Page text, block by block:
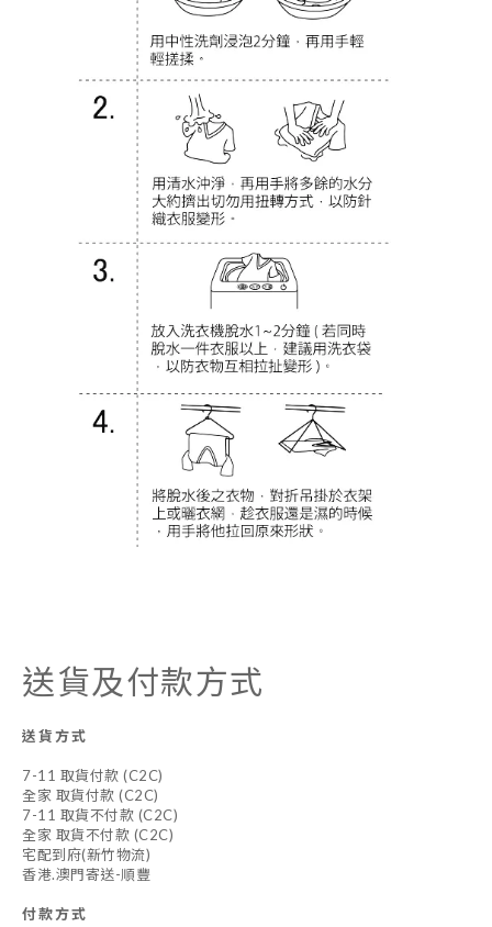
送貨及付款方式
送貨方式
7-11 取貨付款 (C2C)
全家 取貨付款 (C2C)
7-11 取貨不付款 (C2C)
全家 取貨不付款 (C2C)
宅配到府(新竹物流)
香港.澳門寄送-順豐
付款方式